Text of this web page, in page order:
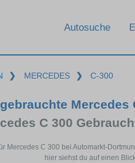
Autosuche
❯ MERCEDES ❯ C-300
gebrauchte Mercedes
C 300
Mercedes C 300 bei Automarkt-
hier siehst du auf einen